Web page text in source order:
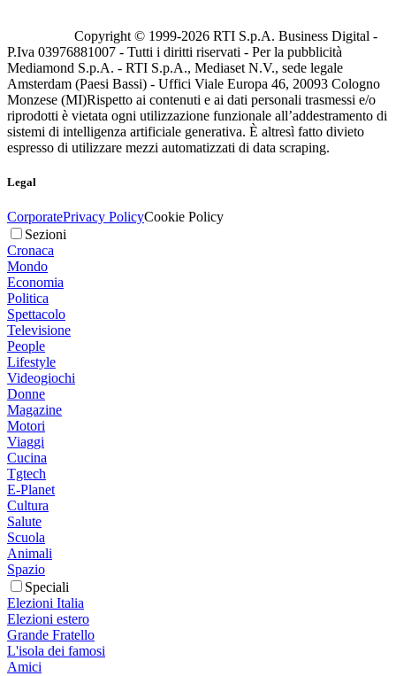
Copyright © 1999-2026 RTI S.p.A. Business Digital -
P.Iva 03976881007 - Tutti i diritti riservati - Per la pubblicità
Mediamond S.p.A. - RTI S.p.A., Mediaset N.V., sede legale
Amsterdam (Paesi Bassi) - Uffici Viale Europa 46, 20093 Cologno
Monzese (MI)Rispetto ai contenuti e ai dati personali trasmessi e/o
riprodotti è vietata ogni utilizzazione funzionale all’addestramento di
sistemi di intelligenza artificiale generativa. È altresì fatto divieto
espresso di utilizzare mezzi automatizzati di data scraping.
Legal
CorporatePrivacy PolicyCookie Policy
Sezioni
Cronaca
Mondo
Economia
Politica
Spettacolo
Televisione
People
Lifestyle
Videogiochi
Donne
Magazine
Motori
Viaggi
Cucina
Tgtech
E-Planet
Cultura
Salute
Scuola
Animali
Spazio
Speciali
Elezioni Italia
Elezioni estero
Grande Fratello
L'isola dei famosi
Amici